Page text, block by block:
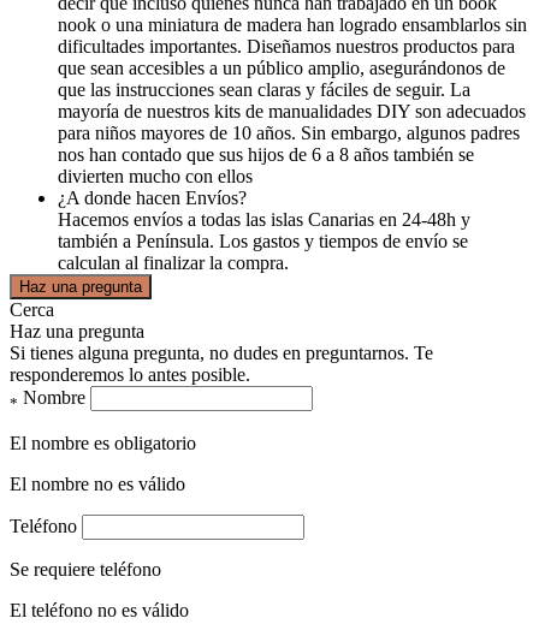
nook o una miniatura de madera han logrado ensamblarlos sin
dificultades importantes. Diseñamos nuestros productos para
que sean accesibles a un público amplio, asegurándonos de
que las instrucciones sean claras y fáciles de seguir. La
mayoría de nuestros kits de manualidades DIY son adecuados
para niños mayores de 10 años. Sin embargo, algunos padres
nos han contado que sus hijos de 6 a 8 años también se
divierten mucho con ellos
¿A donde hacen Envíos?
Hacemos envíos a todas las islas Canarias en 24-48h y
también a Península. Los gastos y tiempos de envío se
calculan al finalizar la compra.
Haz una pregunta
Cerca
Haz una pregunta
Si tienes alguna pregunta, no dudes en preguntarnos. Te
responderemos lo antes posible.
* Nombre
El nombre es obligatorio
El nombre no es válido
Teléfono
Se requiere teléfono
El teléfono no es válido